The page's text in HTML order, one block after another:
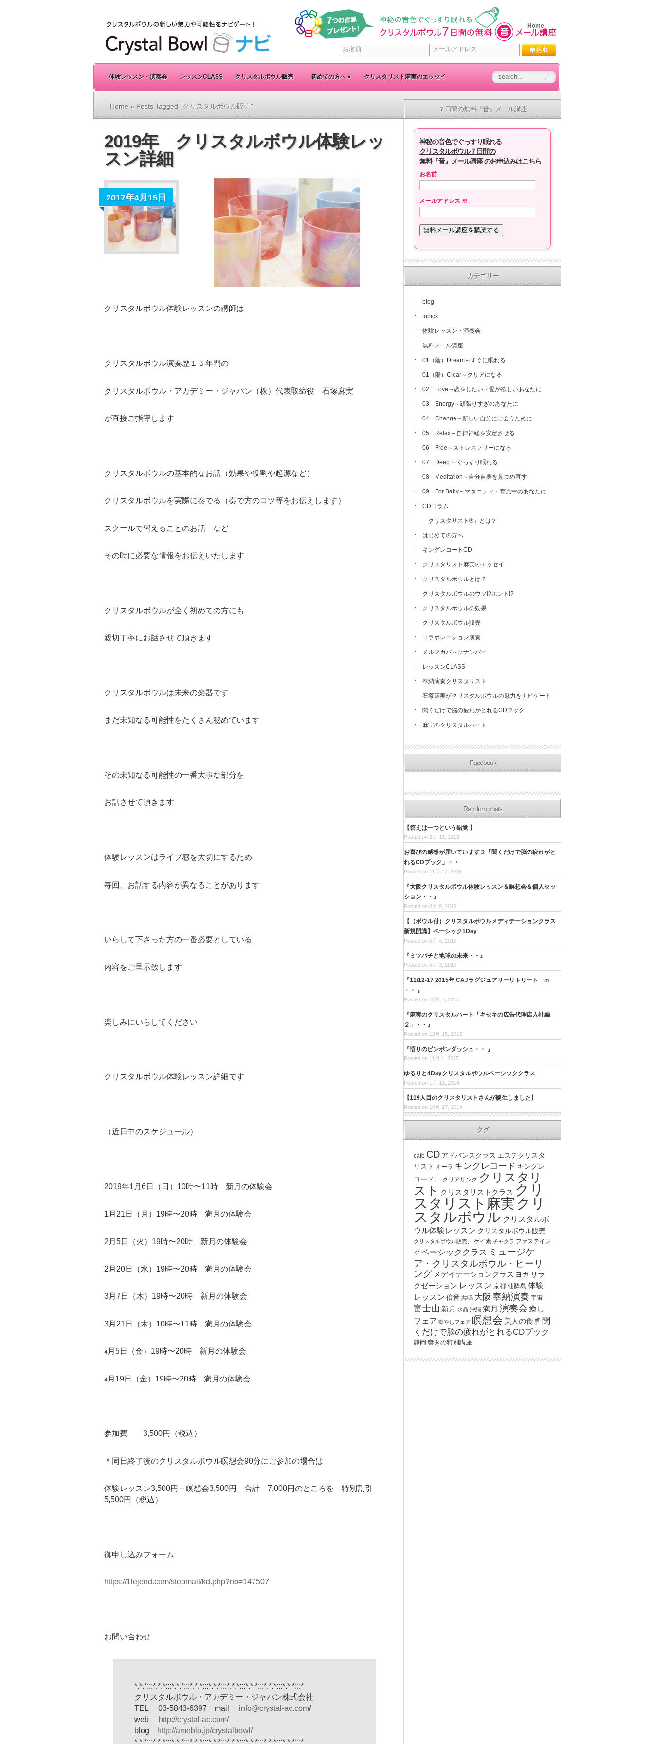
Home
体験レッスン・演奏会 レッスンCLASS クリスタルボウル販売 初めての方へ» クリスタリスト麻実のエッセイ
Home » Posts Tagged "クリスタルボウル販売"
2019年 クリスタルボウル体験レッ
スン詳細
2017年4月15日
クリスタルボウル体験レッスンの講師は
クリスタルボウル演奏歴１５年間の
クリスタルボウル・アカデミー・ジャパン（株）代表取締役 石塚麻実
が直接ご指導します
クリスタルボウルの基本的なお話（効果や役割や起源など）
クリスタルボウルを実際に奏でる（奏で方のコツ等をお伝えします）
スクールで習えることのお話 など
その時に必要な情報をお伝えいたします
クリスタルボウルが全く初めての方にも
親切丁寧にお話させて頂きます
クリスタルボウルは未来の楽器です
まだ未知なる可能性をたくさん秘めています
その未知なる可能性の一番大事な部分を
お話させて頂きます
体験レッスンはライブ感を大切にするため
毎回、お話する内容が異なることがあります
いらして下さった方の一番必要としている
内容をご呈示致します
楽しみにいらしてください
クリスタルボウル体験レッスン詳細です
（近日中のスケジュール）
2019年1月6日（日）10時〜11時 新月の体験会
1月21日（月）19時〜20時 満月の体験会
2月5日（火）19時〜20時 新月の体験会
2月20日（水）19時〜20時 満月の体験会
3月7日（木）19時〜20時 新月の体験会
3月21日（木）10時〜11時 満月の体験会
4 月5日（金）19時〜20時 新月の体験会
4 月19日（金）19時〜20時 満月の体験会
参加費 3,500円（税込）
＊同日終了後のクリスタルボウル瞑想会90分にご参加の場合は
体験レッスン3,500円＋瞑想会3,500円 合計 7,000円のところを 特別割引
5,500円（税込）
御申し込みフォーム
https://1lejend.com/stepmail/kd.php?no=147507
お問い合わせ
*.*.*:::*.*.*:::*.*.*:::*.*.*:::*.*.*:::*.*.*:::*.*.*:::*.*.*:::*.*.*:::*
クリスタルボウル・アカデミー・ジャパン株式会社
TEL 03-5843-6397 mail info@crystal-ac.com/
web
http://crystal-ac.com/
blog
http://ameblo.jp/crystalbowl/
*.*.*:::*.*.*:::*.*.*:::*.*.*:::*.*.*:::*.*.*:::*.*.*:::*.*.*:::*.*.*:::*
７日間の無料『音』メール講座
神秘の音色でぐっすり眠れる
クリスタルボウル７日間の
無料『音』メール講座のお申込みはこちら
お名前
メールアドレス ※
カテゴリー
blog
topics
体験レッスン・演奏会
無料メール講座
01（陰）Dream～すぐに眠れる
01（陽）Clear～クリアになる
02 Love～恋をしたい・愛が欲しいあなたに
03 Energy～頑張りすぎのあなたに
04 Change～新しい自分に出会うために
05 Relax～自律神経を安定させる
06 Free～ストレスフリーになる
07 Deep ～ぐっすり眠れる
08 Meditation～自分自身を見つめ直す
09 For Baby～マタニティ・育児中のあなたに
CDコラム
「クリスタリスト®」とは？
はじめての方へ
キングレコードCD
クリスタリスト麻実のエッセイ
クリスタルボウルとは？
クリスタルボウルのウソ!?ホント!?
クリスタルボウルの効果
クリスタルボウル販売
コラボレーション演奏
メルマガバックナンバー
レッスンCLASS
奉納演奏クリスタリスト
石塚麻実がクリスタルボウルの魅力をナビゲート
聞くだけで脳の疲れがとれるCDブック
麻実のクリスタルハート
Facebook
Random posts
【答えは一つという錯覚 】
Posted on 2月 13, 2015
お喜びの感想が届いています２「聞くだけで脳の疲れがと
れるCDブック」・・
Posted on 11月 17, 2016
『大阪クリスタルボウル体験レッスン＆瞑想会＆個人セッ
ション・・』
Posted on 8月 9, 2016
【（ボウル付）クリスタルボウルメディテーションクラス
新規開講】ベーシック1Day
Posted on 5月 4, 2015
『ミツバチと地球の未来・・』
Posted on 5月 3, 2016
『11/12-17 2015年 CAJラグジュアリーリトリート in
・・ 』
Posted on 10月 7, 2015
『麻実のクリスタルハート「キセキの広告代理店入社編
２」・・』
Posted on 12月 15, 2015
『悟りのピンポンダッシュ・・ 』
Posted on 11月 1, 2015
ゆるりと4Dayクリスタルボウルベーシッククラス
Posted on 1月 11, 2014
【119人目のクリスタリストさんが誕生しました】
Posted on 10月 17, 2014
タグ
cafe CD アドバンスクラス エステクリスタ
リスト オーラ キングレコード キングレ
コード、
クリアリング クリスタリ
スト
クリスタリストクラス クリ
スタリスト麻実 クリ
スタルボウル クリスタルボ
ウル体験レッスン クリスタルボウル販売
クリスタルボウル販売、 ケイ素 チャクラ ファステイン
グ ベーシッククラス ミュージケ
ア・クリスタルボウル・ヒーリ
ング メデイテーションクラス ヨガ リラ
クゼーション レッスン 京都 仙酔島 体験
レッスン 倍音 共鳴 大阪 奉納演奏 宇宙
富士山 新月 水晶 沖縄 満月 演奏会 癒し
フェア 癒やしフェア 瞑想会 美人の食卓 聞
くだけで脳の疲れがとれるCDブック
静岡 響きの特別講座